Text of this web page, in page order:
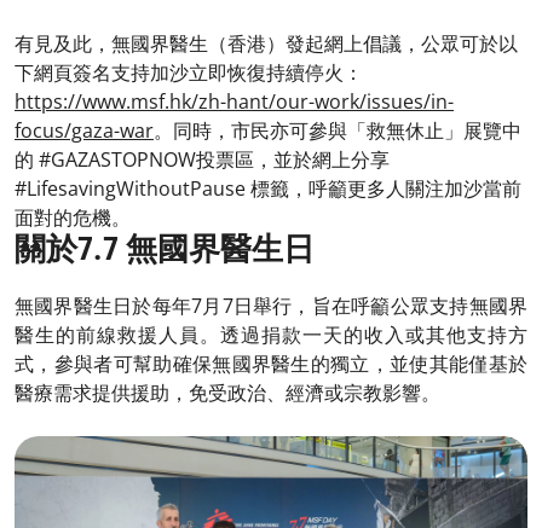
有見及此，無國界醫生（香港）發起網上倡議，公眾可於以
下網頁簽名支持加沙立即恢復持續停火：
https://www.msf.hk/zh-hant/our-work/issues/in-
focus/gaza-war。同時，市民亦可參與「救無休止」展覽中
的 #GAZASTOPNOW投票區，並於網上分享
#LifesavingWithoutPause 標籤，呼籲更多人關注加沙當前
面對的危機。
關於7.7 無國界醫生日
無國界醫生日於每年7月7日舉行，旨在呼籲公眾支持無國界
醫生的前線救援人員。透過捐款一天的收入或其他支持方
式，參與者可幫助確保無國界醫生的獨立，並使其能僅基於
醫療需求提供援助，免受政治、經濟或宗教影響。